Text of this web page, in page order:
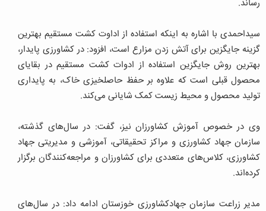
رساند.
سیداحمدی با اشاره به اینکه استفاده از اداوت کشت مستقیم بهترین
گزینه جایگزین برای آتش زدن مزارع است، افزود: در کشاورزی پایدار،
بهترین روش جایگزین استفاده از ادوات کشت مستقیم در بقایای
محصول قبلی است که علاوه بر حفظ حاصلخیزی خاک، به پایداری
تولید محصول و محیط زیست کمک شایانی می‌کند.
وی در خصوص آموزش کشاورزان نیز، گفت: در سال‌های گذشته،
سازمان جهاد کشاورزی و مراکز تحقیقاتی، آموزشی و مدیریتی جهاد
کشاورزی، کلاس‌های متعددی برای کشاورزان و مراجعه‌کنندگان برگزار
کرده‌اند.
مدیر زراعت سازمان جهادکشاورزی خوزستان ادامه داد: در سال‌های